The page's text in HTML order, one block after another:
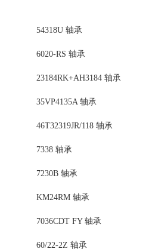
54318U 轴承
6020-RS 轴承
23184RK+AH3184 轴承
35VP4135A 轴承
46T32319JR/118 轴承
7338 轴承
7230B 轴承
KM24RM 轴承
7036CDT FY 轴承
60/22-2Z 轴承